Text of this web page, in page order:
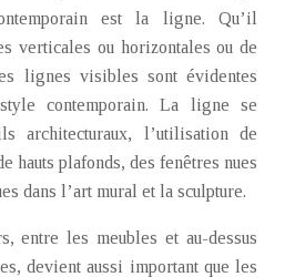
est la ligne. Qu’il
verticales ou horizontales ou de
lignes visibles sont évidentes
contemporain. La ligne se
architecturaux, l’utilisation de
hauts plafonds, des fenêtres nues
dans l’art mural et la sculpture.
entre les meubles et au-dessus
devient aussi important que les